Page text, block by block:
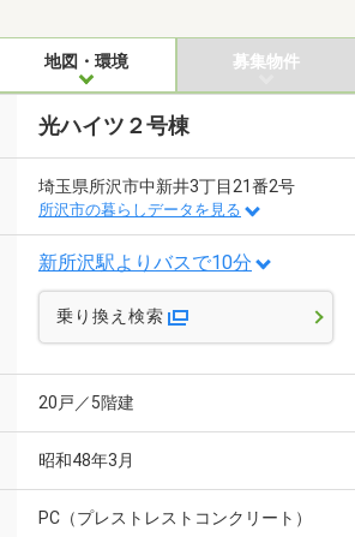
地図・環境 募集物件
光ハイツ２号棟
埼玉県所沢市中新井3丁目21番2号
所沢市の暮らしデータを見る
新所沢駅よりバスで10分
乗り換え検索
20戸／5階建
昭和48年3月
PC（プレストレストコンクリート）